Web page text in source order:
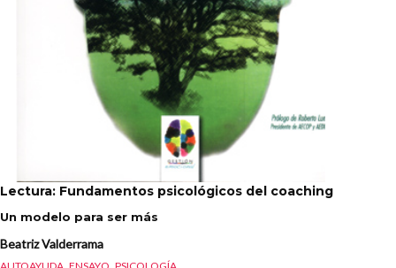
Lectura: Fundamentos psicológicos del coaching
Un modelo para ser más
Beatriz Valderrama
, ,